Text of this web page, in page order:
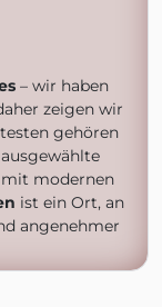
– wir haben
zeigen wir
gehören
modernen
ist ein Ort, an
angenehmer